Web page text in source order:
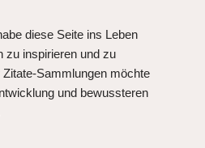
diese Seite ins Leben
zu inspirieren und zu
Sammlungen möchte
und bewussteren